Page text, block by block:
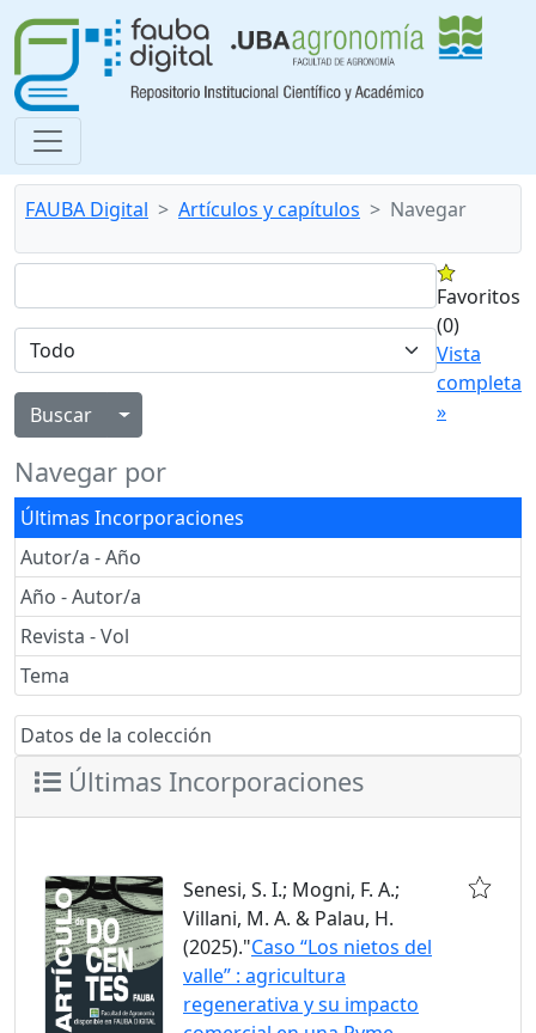
FAUBA Digital Artículos y capítulos Navegar
Alternar menú desplegable
Favoritos
(0)
Vista
completa
»
Navegar por
Últimas Incorporaciones
Autor/a - Año
Año - Autor/a
Revista - Vol
Tema
Datos de la colección
Últimas Incorporaciones
Senesi, S. I.; Mogni, F. A.;
Villani, M. A. & Palau, H.
(2025)."Caso “Los nietos del
valle” : agricultura
regenerativa y su impacto